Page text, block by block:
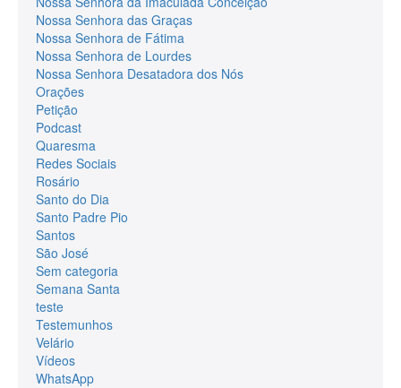
Nossa Senhora das Graças
Nossa Senhora de Fátima
Nossa Senhora de Lourdes
Nossa Senhora Desatadora dos Nós
Orações
Petição
Podcast
Quaresma
Redes Sociais
Rosário
Santo do Dia
Santo Padre Pio
Santos
São José
Sem categoria
Semana Santa
teste
Testemunhos
Velário
Vídeos
WhatsApp